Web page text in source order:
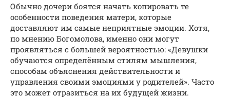
Обычно дочери боятся начать копировать те
особенности поведения матери, которые
доставляют им самые неприятные эмоции. Хотя,
по мнению Богомолова, именно они могут
проявляться с большей вероятностью: «Девушки
обучаются определённым стилям мышления,
способам объяснения действительности и
управления своими эмоциями у родителей». Часто
это может отразиться на их будущей жизни.